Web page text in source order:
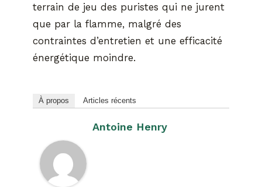
terrain de jeu des puristes qui ne jurent
que par la flamme, malgré des
contraintes d’entretien et une efficacité
énergétique moindre.
À propos Articles récents
Antoine Henry